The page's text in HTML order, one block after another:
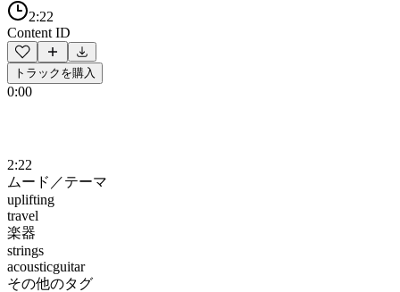
2:22
Content ID
トラックを購入
0:00
2:22
ムード／テーマ
uplifting
travel
楽器
strings
acousticguitar
その他のタグ